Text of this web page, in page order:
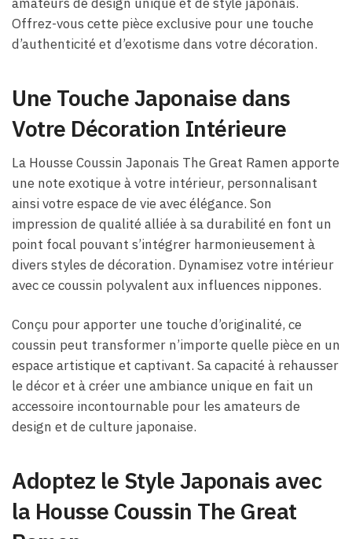
Offrez-vous cette pièce exclusive pour une touche
d’authenticité et d’exotisme dans votre décoration.
Une Touche Japonaise dans
Votre Décoration Intérieure
La Housse Coussin Japonais The Great Ramen apporte
une note exotique à votre intérieur, personnalisant
ainsi votre espace de vie avec élégance. Son
impression de qualité alliée à sa durabilité en font un
point focal pouvant s’intégrer harmonieusement à
divers styles de décoration. Dynamisez votre intérieur
avec ce coussin polyvalent aux influences nippones.
Conçu pour apporter une touche d’originalité, ce
coussin peut transformer n’importe quelle pièce en un
espace artistique et captivant. Sa capacité à rehausser
le décor et à créer une ambiance unique en fait un
accessoire incontournable pour les amateurs de
design et de culture japonaise.
Adoptez le Style Japonais avec
la Housse Coussin The Great